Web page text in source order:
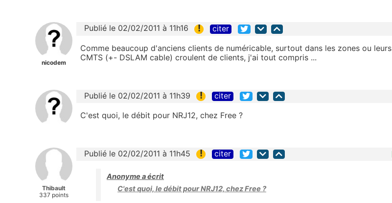
nicodem
Publié le 02/02/2011 à 11h16 ! citer
Comme beaucoup d'anciens clients de numéricable, surtout dans les zones ou leurs
CMTS (+- DSLAM cable) croulent de clients, j'ai tout compris ...
Publié le 02/02/2011 à 11h39 ! citer
C'est quoi, le débit pour NRJ12, chez Free ?
Thibault
337 points
Publié le 02/02/2011 à 11h45 ! citer
Anonyme a écrit
C'est quoi, le débit pour NRJ12, chez Free ?